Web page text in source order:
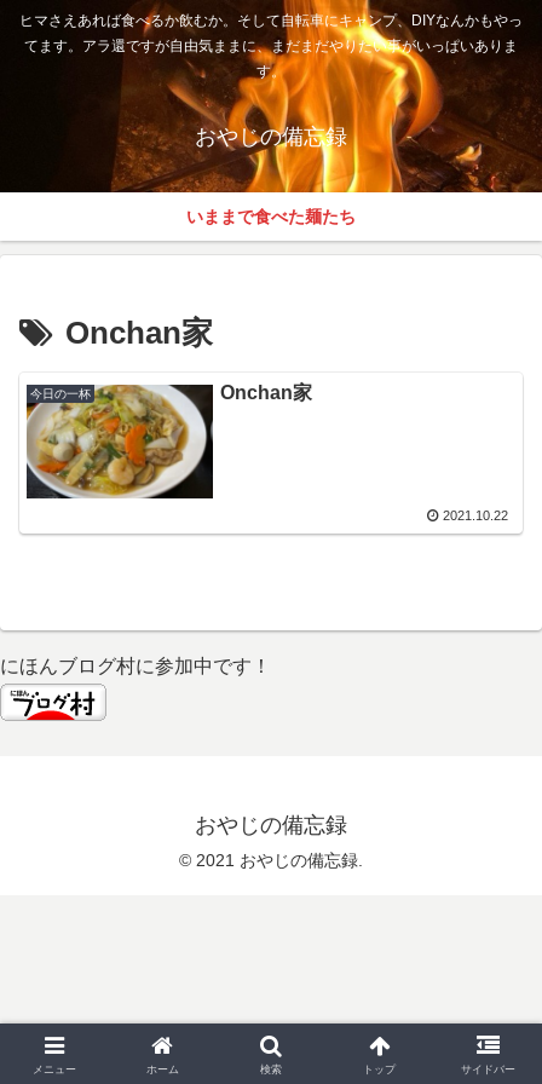
ヒマさえあれば食べるか飲むか。そして自転車にキャンプ、DIYなんかもやっ
てます。アラ還ですが自由気ままに、まだまだやりたい事がいっぱいありま
す。
おやじの備忘録
いままで食べた麺たち
Onchan家
今日の一杯 Onchan家
2021.10.22
にほんブログ村に参加中です！
おやじの備忘録
© 2021 おやじの備忘録.
メニュー ホーム 検索 トップ サイドバー